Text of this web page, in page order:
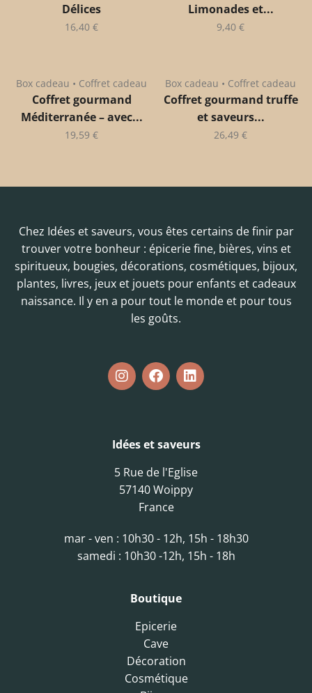
Délices
16,40 €
Limonades et...
9,40 €
Box cadeau • Coffret cadeau
Coffret gourmand
Méditerranée – avec...
19,59 €
Box cadeau • Coffret cadeau
Coffret gourmand truffe
et saveurs...
26,49 €
Chez Idées et saveurs, vous êtes certains de finir par
trouver votre bonheur : épicerie fine, bières, vins et
spiritueux, bougies, décorations, cosmétiques, bijoux,
plantes, livres, jeux et jouets pour enfants et cadeaux
naissance. Il y en a pour tout le monde et pour tous
les goûts.
Idées et saveurs
5 Rue de l'Eglise
57140 Woippy
France
mar - ven : 10h30 - 12h, 15h - 18h30
samedi : 10h30 -12h, 15h - 18h
Boutique
Epicerie
Cave
Décoration
Cosmétique